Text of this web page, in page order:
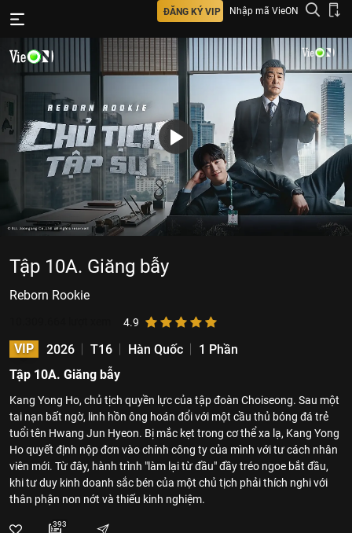
ĐĂNG KÝ VIP Nhập mã VieON
Tập 10A. Giăng bẫy
Reborn Rookie
4.9
VIP 2026 T16 Hàn Quốc
1 Phần
Tập 10A. Giăng bẫy
Kang Yong Ho, chủ tịch quyền lực của tập đoàn Choiseong. Sau một
tai nạn bất ngờ, linh hồn ông hoán đổi với một cầu thủ bóng đá trẻ
tuổi tên Hwang Jun Hyeon. Bị mắc kẹt trong cơ thể xa lạ, Kang Yong
Ho quyết định nộp đơn vào chính công ty của mình với tư cách nhân
viên mới. Từ đây, hành trình "làm lại từ đầu" đầy tréo ngoe bắt đầu,
khi tư duy kinh doanh sắc bén của một chủ tịch phải thích nghi với
thân phận non nớt và thiếu kinh nghiệm.
393